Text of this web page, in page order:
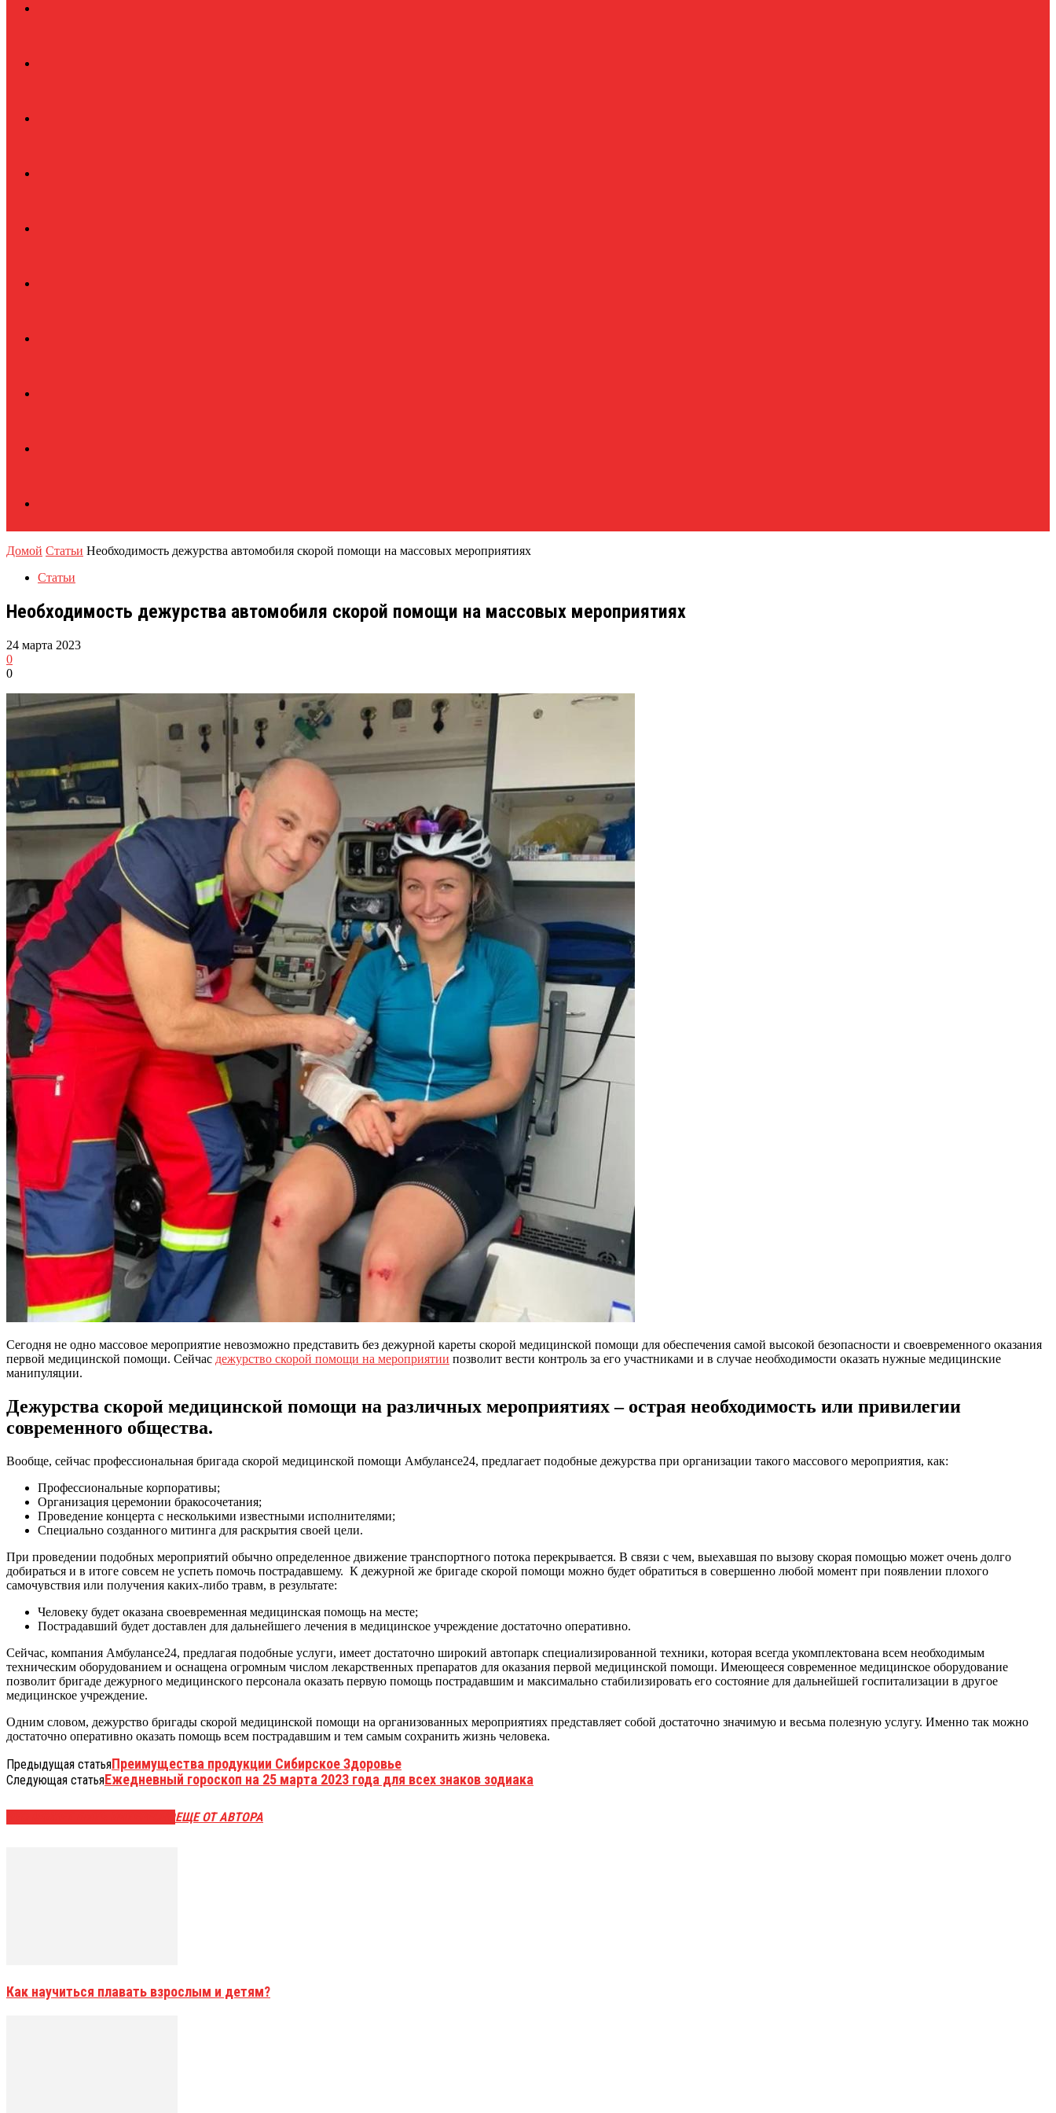
Домой Статьи Необходимость дежурства автомобиля скорой помощи на массовых мероприятиях
Статьи
Необходимость дежурства автомобиля скорой помощи на массовых мероприятиях
24 марта 2023
0
0
Сегодня не одно массовое мероприятие невозможно представить без дежурной кареты скорой медицинской помощи для обеспечения самой высокой безопасности и своевременного оказания
первой медицинской помощи. Сейчас дежурство скорой помощи на мероприятии позволит вести контроль за его участниками и в случае необходимости оказать нужные медицинские
манипуляции.
Дежурства скорой медицинской помощи на различных мероприятиях – острая необходимость или привилегии
современного общества.
Вообще, сейчас профессиональная бригада скорой медицинской помощи Амбулансе24, предлагает подобные дежурства при организации такого массового мероприятия, как:
Профессиональные корпоративы;
Организация церемонии бракосочетания;
Проведение концерта с несколькими известными исполнителями;
Специально созданного митинга для раскрытия своей цели.
При проведении подобных мероприятий обычно определенное движение транспортного потока перекрывается. В связи с чем, выехавшая по вызову скорая помощью может очень долго
добираться и в итоге совсем не успеть помочь пострадавшему. К дежурной же бригаде скорой помощи можно будет обратиться в совершенно любой момент при появлении плохого
самочувствия или получения каких-либо травм, в результате:
Человеку будет оказана своевременная медицинская помощь на месте;
Пострадавший будет доставлен для дальнейшего лечения в медицинское учреждение достаточно оперативно.
Сейчас, компания Амбулансе24, предлагая подобные услуги, имеет достаточно широкий автопарк специализированной техники, которая всегда укомплектована всем необходимым
техническим оборудованием и оснащена огромным числом лекарственных препаратов для оказания первой медицинской помощи. Имеющееся современное медицинское оборудование
позволит бригаде дежурного медицинского персонала оказать первую помощь пострадавшим и максимально стабилизировать его состояние для дальнейшей госпитализации в другое
медицинское учреждение.
Одним словом, дежурство бригады скорой медицинской помощи на организованных мероприятиях представляет собой достаточно значимую и весьма полезную услугу. Именно так можно
достаточно оперативно оказать помощь всем пострадавшим и тем самым сохранить жизнь человека.
Предыдущая статьяПреимущества продукции Сибирское Здоровье
Следующая статьяЕжедневный гороскоп на 25 марта 2023 года для всех знаков зодиака
ЕЩЕ ОТ АВТОРА
Как научиться плавать взрослым и детям?